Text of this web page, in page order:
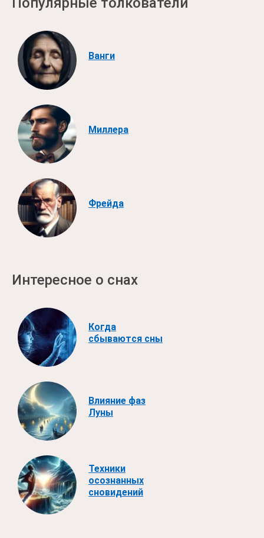
Ванги
Миллера
Фрейда
Интересное о снах
Когда
сбываются сны
Влияние фаз
Луны
Техники
осознанных
сновидений